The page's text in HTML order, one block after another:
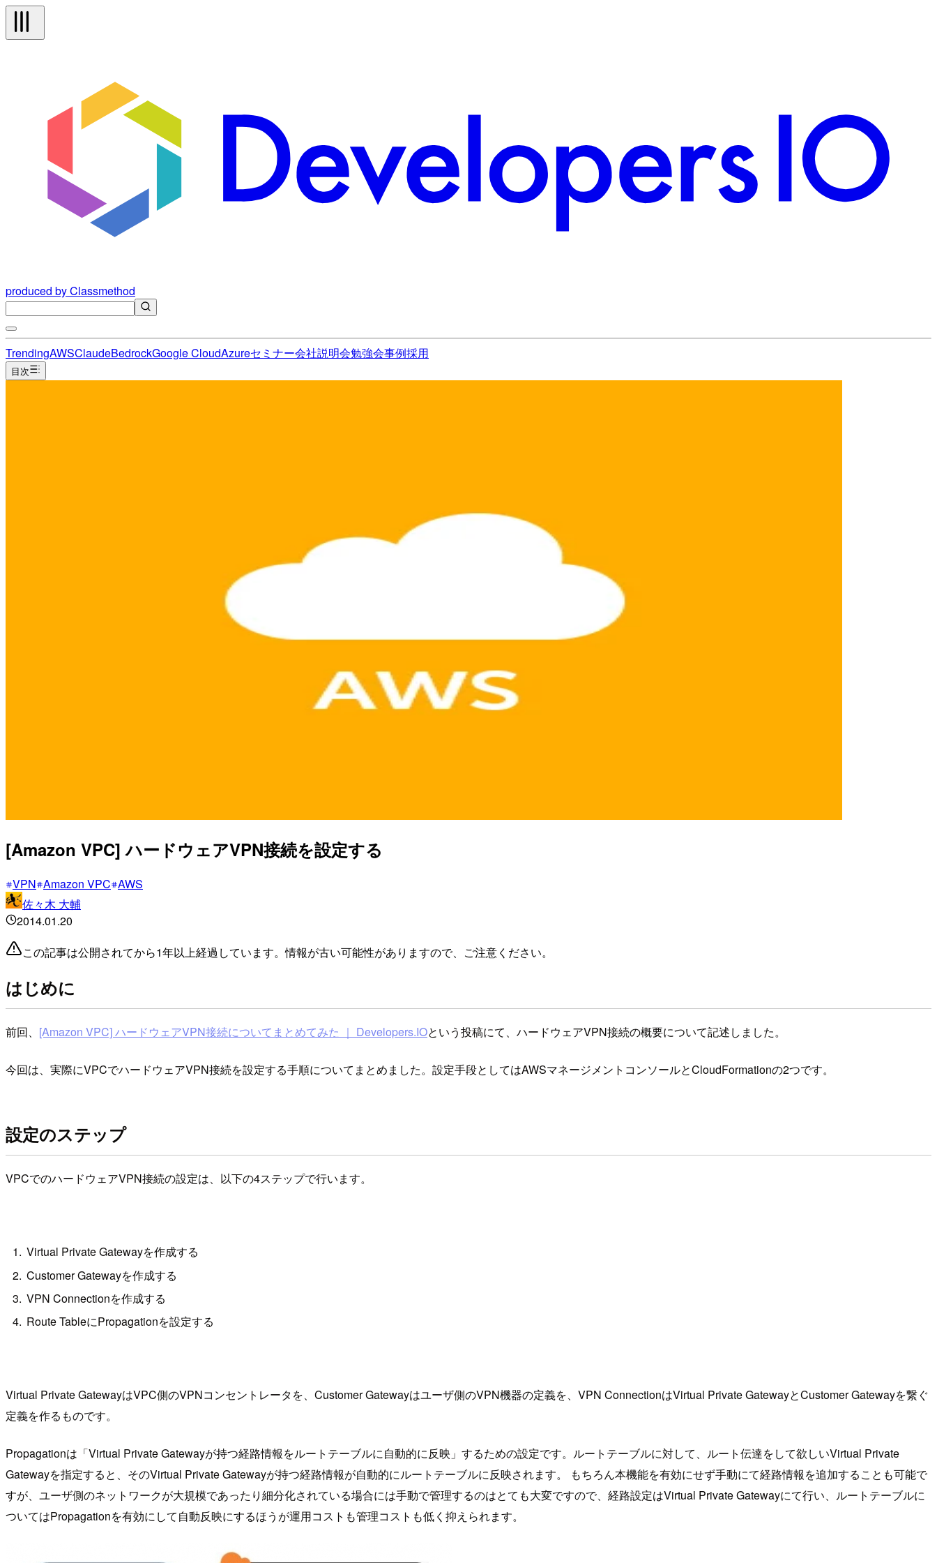
produced by Classmethod
TrendingAWSClaudeBedrockGoogle CloudAzureセミナー会社説明会勉強会事例採用
目次
[Amazon VPC] ハードウェアVPN接続を設定する
VPN Amazon VPC AWS
佐々木 大輔
2014.01.20
この記事は公開されてから1年以上経過しています。情報が古い可能性がありますので、ご注意ください。
はじめに
前回、 [Amazon VPC] ハードウェアVPN接続についてまとめてみた ｜ Developers.IOという投稿にて、ハードウェアVPN接続の概要について記述しました。
今回は、実際にVPCでハードウェアVPN接続を設定する手順についてまとめました。設定手段としてはAWSマネージメントコンソールとCloudFormationの2つです。
設定のステップ
VPCでのハードウェアVPN接続の設定は、以下の4ステップで行います。
Virtual Private Gatewayを作成する
Customer Gatewayを作成する
VPN Connectionを作成する
Route TableにPropagationを設定する
Virtual Private GatewayはVPC側のVPNコンセントレータを、Customer Gatewayはユーザ側のVPN機器の定義を、VPN ConnectionはVirtual Private GatewayとCustomer Gatewayを繋ぐ
定義を作るものです。
Propagationは「Virtual Private Gatewayが持つ経路情報をルートテーブルに自動的に反映」するための設定です。ルートテーブルに対して、ルート伝達をして欲しいVirtual Private
Gatewayを指定すると、そのVirtual Private Gatewayが持つ経路情報が自動的にルートテーブルに反映されます。 もちろん本機能を有効にせず手動にて経路情報を追加することも可能で
すが、ユーザ側のネットワークが大規模であったり細分化されている場合には手動で管理するのはとても大変ですので、経路設定はVirtual Private Gatewayにて行い、ルートテーブルに
ついてはPropagationを有効にして自動反映にするほうが運用コストも管理コストも低く抑えられます。